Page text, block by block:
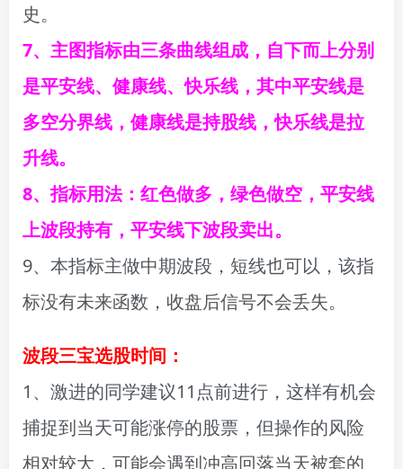
史。
7、主图指标由三条曲线组成，自下而上分别
是平安线、健康线、快乐线，其中平安线是
多空分界线，健康线是持股线，快乐线是拉
升线。
8、指标用法：红色做多，绿色做空，平安线
上波段持有，平安线下波段卖出。
9、本指标主做中期波段，短线也可以，该指
标没有未来函数，收盘后信号不会丢失。
波段三宝选股时间：
1、激进的同学建议11点前进行，这样有机会
捕捉到当天可能涨停的股票，但操作的风险
相对较大，可能会遇到冲高回落当天被套的